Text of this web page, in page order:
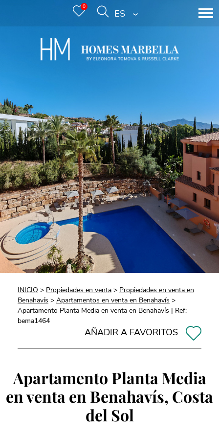
0
ESPAÑOL
INICIO > Propiedades en venta > Propiedades en venta en
Benahavís > Apartamentos en venta en Benahavís >
Apartamento Planta Media en venta en Benahavís | Ref:
bema1464
AÑADIR A FAVORITOS
Apartamento Planta Media
en venta en Benahavís, Costa
del Sol